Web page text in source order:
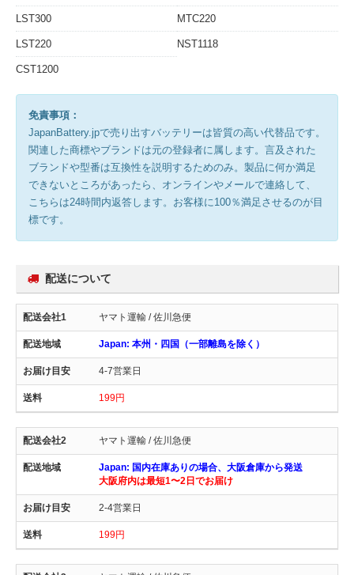
LST300 MTC220
LST220 NST1118
CST1200
免責事項：
JapanBattery.jpで売り出すバッテリーは皆質の高い代替品です。
関連した商標やブランドは元の登録者に属します。言及された
ブランドや型番は互換性を説明するためのみ。製品に何か満足
できないところがあったら、オンラインやメールで連絡して、
こちらは24時間内返答します。お客様に100％満足させるのが目
標です。
配送について
ヤマト運輸 / 佐川急便
Japan: 本州・四国（一部離島を除く）
4-7営業日
199円
ヤマト運輸 / 佐川急便
Japan: 国内在庫ありの場合、大阪倉庫から発送
大阪府内は最短1〜2日でお届け
2-4営業日
199円